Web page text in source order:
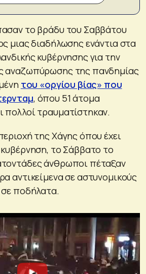
το βράδυ του Σαββάτου
μιας διαδήλωσης ενάντια στα
κυβέρνησης για την
αναζωπύρωσης της πανδημίας
του «οργίου βίας» που
, όπου 51 άτομα
πολλοί τραυματίστηκαν.
της Χάγης όπου έχει
το Σάββατο το
άνθρωποι πέταξαν
αντικείμενα σε αστυνομικούς
ποδήλατα.